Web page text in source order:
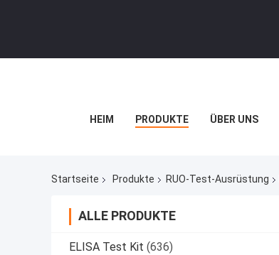
HEIM PRODUKTE ÜBER UNS
Startseite Produkte RUO-Test-Ausrüstung
ALLE PRODUKTE
ELISA Test Kit (636)